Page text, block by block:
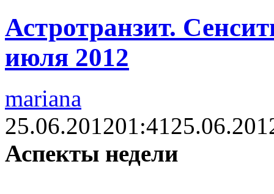
Астротранзит.
июля 2012
mariana
25.06.201201:41
Аспекты недели